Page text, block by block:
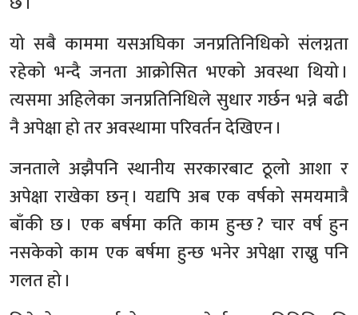
यो सबै काममा यसअघिका जनप्रतिनिधिको संलग्नता
रहेको भन्दै जनता आक्रोसित भएको अवस्था थियो ।
त्यसमा अहिलेका जनप्रतिनिधिले सुधार गर्छन भन्ने बढी
नै अपेक्षा हो तर अवस्थामा परिवर्तन देखिएन ।
जनताले अझैपनि स्थानीय सरकारबाट ठूलो आशा र
अपेक्षा राखेका छन् । यद्यपि अब एक वर्षको समयमात्रै
बाँकी छ । एक बर्षमा कति काम हुन्छ ? चार वर्ष हुन
नसकेको काम एक बर्षमा हुन्छ भनेर अपेक्षा राख्नु पनि
गलत हो ।